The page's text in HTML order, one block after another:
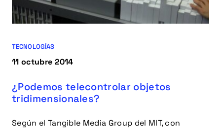
TECNOLOGÍAS
11 octubre 2014
¿Podemos telecontrolar objetos
tridimensionales?
Según el Tangible Media Group del MIT, con